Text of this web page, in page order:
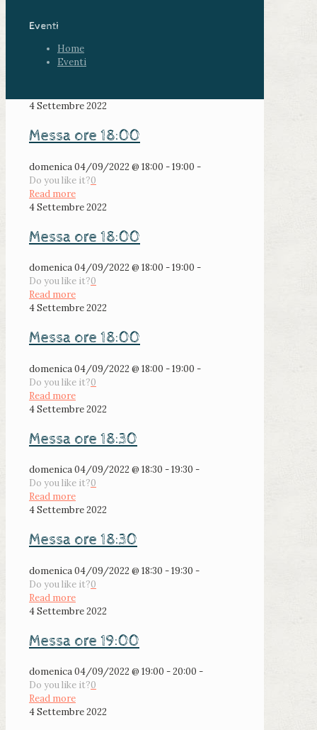
Eventi
Home
Eventi
4 Settembre 2022
Messa ore 18:00
domenica 04/09/2022 @ 18:00 - 19:00 -
Do you like it?0
Read more
4 Settembre 2022
Messa ore 18:00
domenica 04/09/2022 @ 18:00 - 19:00 -
Do you like it?0
Read more
4 Settembre 2022
Messa ore 18:00
domenica 04/09/2022 @ 18:00 - 19:00 -
Do you like it?0
Read more
4 Settembre 2022
Messa ore 18:30
domenica 04/09/2022 @ 18:30 - 19:30 -
Do you like it?0
Read more
4 Settembre 2022
Messa ore 18:30
domenica 04/09/2022 @ 18:30 - 19:30 -
Do you like it?0
Read more
4 Settembre 2022
Messa ore 19:00
domenica 04/09/2022 @ 19:00 - 20:00 -
Do you like it?0
Read more
4 Settembre 2022